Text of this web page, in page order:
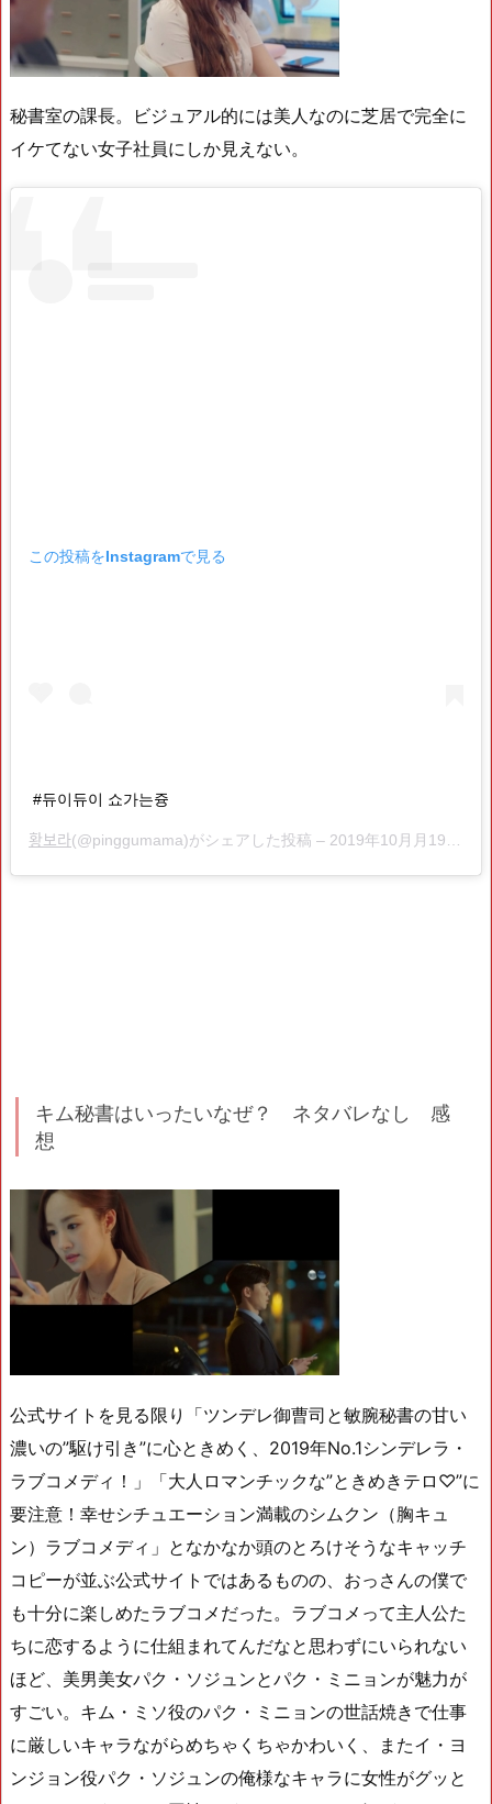
秘書室の課長。ビジュアル的には美人なのに芝居で完全に
イケてない女子社員にしか見えない。
この投稿をInstagramで見る
#듀이듀이 쇼가는즁
황보라(@pinggumama)がシェアした投稿 – 2019年10月月19日午前12時41分PDT
キム秘書はいったいなぜ？ ネタバレなし 感
想
公式サイトを見る限り「ツンデレ御曹司と敏腕秘書の甘い
濃いの”駆け引き”に心ときめく、2019年No.1シンデレラ・
ラブコメディ！」「大人ロマンチックな”ときめきテロ♡”に
要注意！幸せシチュエーション満載のシムクン（胸キュ
ン）ラブコメディ」となかなか頭のとろけそうなキャッチ
コピーが並ぶ公式サイトではあるものの、おっさんの僕で
も十分に楽しめたラブコメだった。ラブコメって主人公た
ちに恋するように仕組まれてんだなと思わずにいられない
ほど、美男美女パク・ソジュンとパク・ミニョンが魅力が
すごい。キム・ミソ役のパク・ミニョンの世話焼きで仕事
に厳しいキャラながらめちゃくちゃかわいく、またイ・ヨ
ンジョン役パク・ソジュンの俺様なキャラに女性がグッと